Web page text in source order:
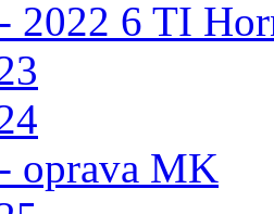
2022 6 TI
oprava MK